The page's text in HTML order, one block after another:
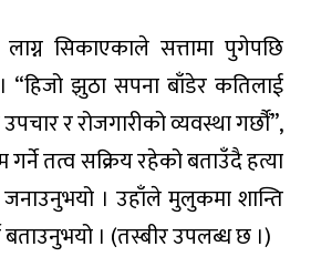
सिकाएकाले सत्तामा पुगेपछि
“हिजो झुठा सपना बाँडेर कतिलाई
र रोजगारीको व्यवस्था गर्छौँ”,
गर्ने तत्व सक्रिय रहेको बताउँदै हत्या
जनाउनुभयो । उहाँले मुलुकमा शान्ति
बताउनुभयो । (तस्बीर उपलब्ध छ ।)